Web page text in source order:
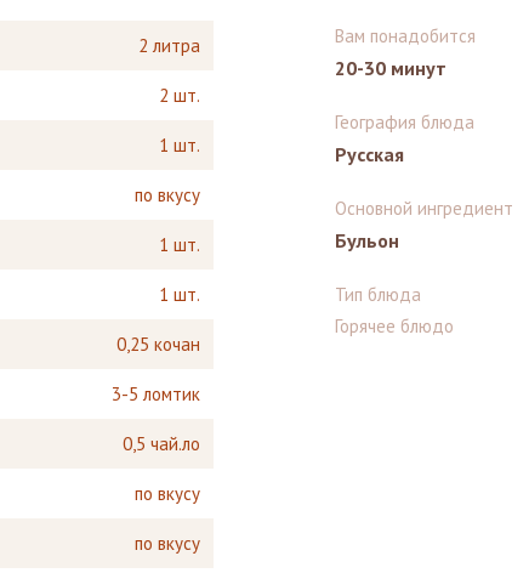
2 литра
2 шт.
1 шт.
по вкусу
1 шт.
1 шт.
0,25 кочан
3-5 ломтик
0,5 чай.ло
по вкусу
по вкусу
Вам понадобится
20-30 минут
География блюда
Русская
Основной ингредиент
Бульон
Тип блюда
Горячее блюдо